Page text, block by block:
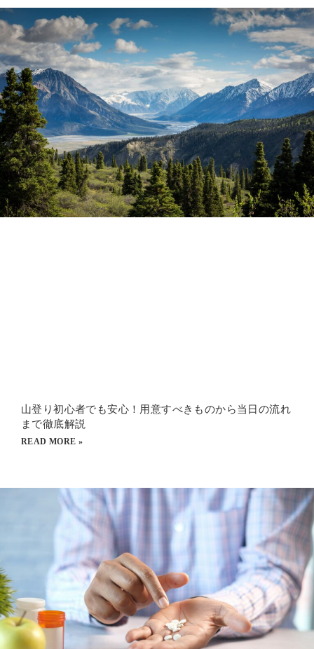
山登り初心者でも安心！用意すべきものから当日の流れ
まで徹底解説
READ MORE »